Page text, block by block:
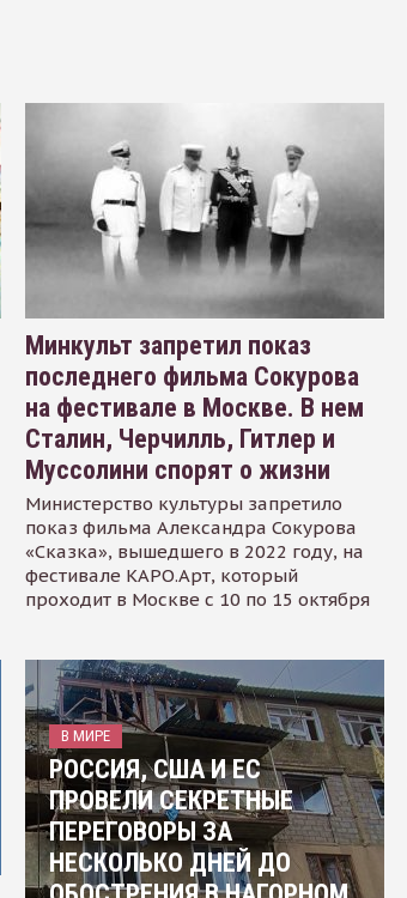
Минкульт запретил показ
последнего фильма Сокурова
на фестивале в Москве. В нем
Сталин, Черчилль, Гитлер и
Муссолини спорят о жизни
Министерство культуры запретило
показ фильма Александра Сокурова
«Сказка», вышедшего в 2022 году, на
фестивале КАРО.Арт, который
проходит в Москве с 10 по 15 октября
В МИРЕ
РОССИЯ, США И ЕС
ПРОВЕЛИ СЕКРЕТНЫЕ
ПЕРЕГОВОРЫ ЗА
НЕСКОЛЬКО ДНЕЙ ДО